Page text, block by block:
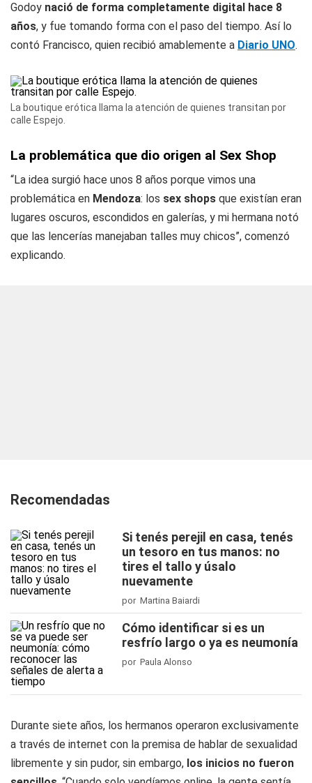
Godoy nació de forma completamente digital hace 8
años, y fue tomando forma con el paso del tiempo. Así lo
contó Francisco, quien recibió amablemente a Diario UNO.
La boutique erótica llama la atención de quienes transitan por
calle Espejo.
La problemática que dio origen al Sex Shop
“La idea surgió hace unos 8 años porque vimos una
problemática en Mendoza: los sex shops que existían eran
lugares oscuros, escondidos en galerías, y mi hermana notó
que las lencerías manejaban talles muy chicos”, comenzó
explicando.
Recomendadas
Si tenés perejil en casa, tenés
un tesoro en tus manos: no
tires el tallo y úsalo
nuevamente
por Martina Baiardi
Cómo identificar si es un
resfrío largo o ya es neumonía
por Paula Alonso
Durante siete años, los hermanos operaron exclusivamente
a través de internet con la premisa de hablar de sexualidad
libremente y sin pudor, sin embargo, los inicios no fueron